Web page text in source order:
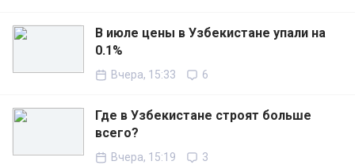
В июле цены в Узбекистане упали на
0.1%
Вчера, 15:33 6
Где в Узбекистане строят больше
всего?
Вчера, 15:19 3